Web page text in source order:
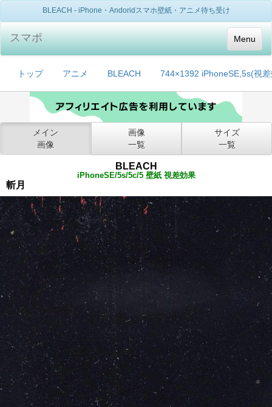
BLEACH - iPhone・Andoridスマホ壁紙・アニメ待ち受け
Menu
スマポ
トップ アニメ BLEACH 744×1392 iPhoneSE,5s(視
メイン
画像
画像
一覧
サイズ
一覧
BLEACH
iPhoneSE/5s/5c/5 壁紙 視差効果
斬月